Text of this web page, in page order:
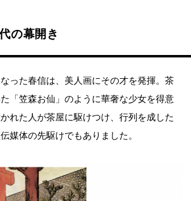
の幕開き
った春信は、美人画にその才を発揮。茶
「笠森お仙」のように華奢な少女を得意
れた人が茶屋に駆けつけ、行列を成した
媒体の先駆けでもありました。